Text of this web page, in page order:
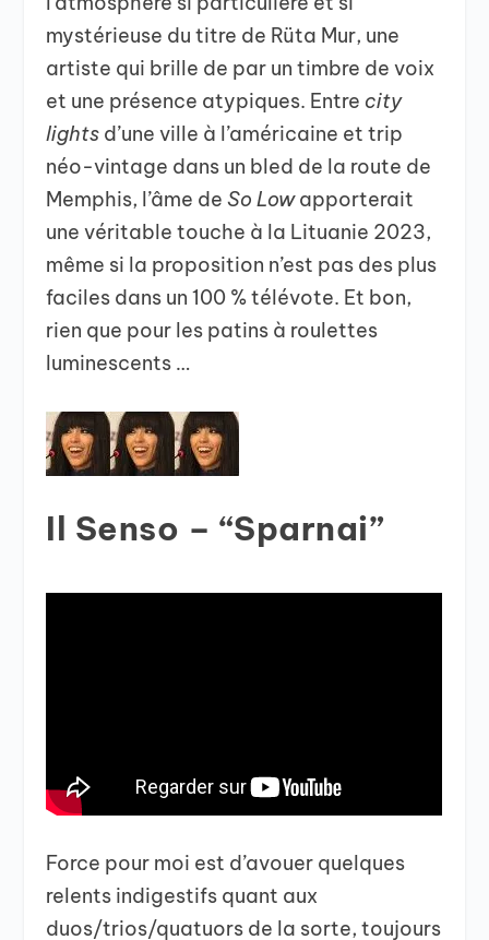
mystérieuse du titre de Rüta Mur, une
artiste qui brille de par un timbre de voix
et une présence atypiques. Entre city
lights d’une ville à l’américaine et trip
néo-vintage dans un bled de la route de
Memphis, l’âme deSo Lowapporterait
une véritable touche à la Lituanie 2023,
même si la proposition n’est pas des plus
faciles dans un 100 % télévote. Et bon,
rien que pour les patins à roulettes
luminescents …
Il Senso – “Sparnai”
Force pour moi est d’avouer quelques
relents indigestifs quant aux
duos/trios/quatuors de la sorte, toujours